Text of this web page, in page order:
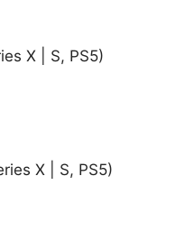
X | S, PS5)
X | S, PS5)